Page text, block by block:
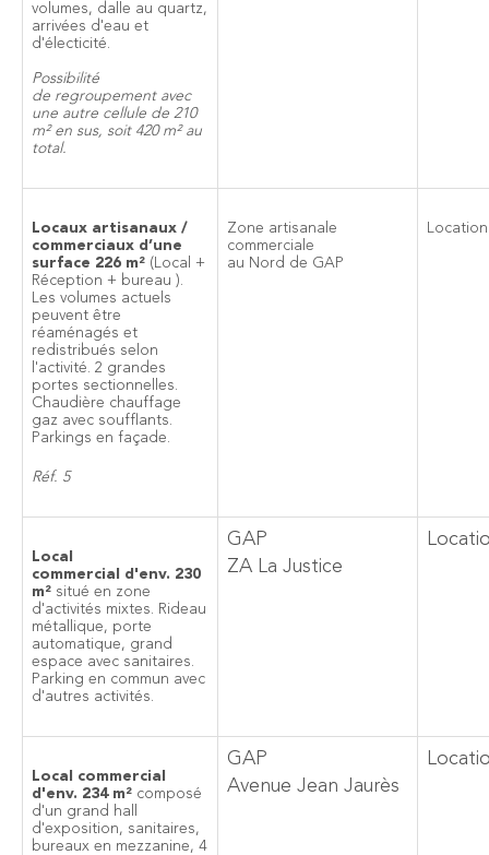
volumes, dalle au quartz,
arrivées d'eau et
d'électicité.
Possibilité
de regroupement avec
une autre cellule de 210
m² en sus, soit 420 m² au
total.
Locaux artisanaux /
commerciaux d’une
surface 226 m² (Local +
Réception + bureau ).
Les volumes actuels
peuvent être
réaménagés et
redistribués selon
l'activité. 2 grandes
portes sectionnelles.
Chaudière chauffage
gaz avec soufflants.
Parkings en façade.
Réf. 5
Zone artisanale
commerciale
au Nord de GAP
Location
Local
commercial d'env. 230
m² situé en zone
d'activités mixtes. Rideau
métallique, porte
automatique, grand
espace avec sanitaires.
Parking en commun avec
d'autres activités.
GAP
ZA La Justice
Local commercial
d'env. 234 m² composé
d'un grand hall
d'exposition, sanitaires,
bureaux en mezzanine, 4
GAP
Avenue Jean Jaurès